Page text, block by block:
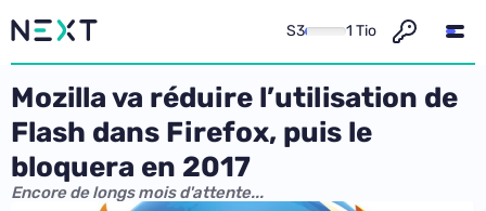
S3 1 Tio
Mozilla va réduire l’utilisation de
Flash dans Firefox, puis le
bloquera en 2017
Encore de longs mois d'attente...